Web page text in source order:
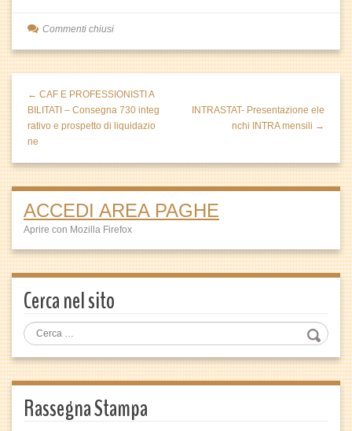
Commenti chiusi
← CAF E PROFESSIONISTI A
BILITATI – Consegna 730 integ
rativo e prospetto di liquidazio
ne
INTRASTAT- Presentazione ele
nchi INTRA mensili →
ACCEDI AREA PAGHE
Aprire con Mozilla Firefox
Cerca nel sito
Rassegna Stampa